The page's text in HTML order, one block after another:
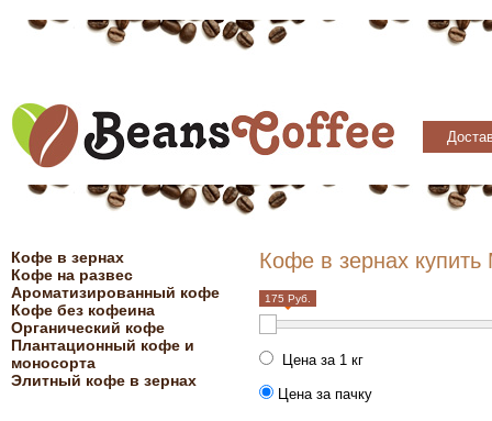
Кофе в зернах
Кофе на развес
Ароматизированный кофе
Кофе без кофеина
Органический кофе
Плантационный кофе и
моносорта
Элитный кофе в зернах
Кофе в зернах купить
175 Руб.
Цена за 1 кг
Цена за пачку